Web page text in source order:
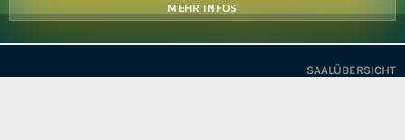
MEHR INFOS
SAALÜBERSICHT